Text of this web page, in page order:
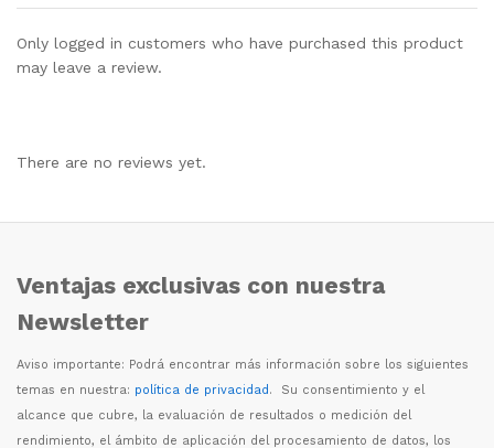
Only logged in customers who have purchased this product
may leave a review.
There are no reviews yet.
Ventajas exclusivas con nuestra
Newsletter
Aviso importante: Podrá encontrar más información sobre los siguientes
temas en nuestra: política de privacidad. Su consentimiento y el
alcance que cubre, la evaluación de resultados o medición del
rendimiento, el ámbito de aplicación del procesamiento de datos, los